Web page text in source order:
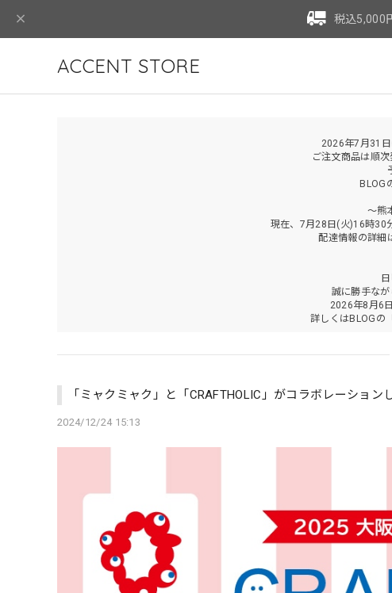
税込5,000
ACCENT STORE
2026年7月31日
ご注文商品は順
BLOG
～熊
現在、7月28日(火)16時30
配達情報の詳細
誠に勝手な
2026年8月6
詳しくはBLOGの
「ミャクミャク」と「CRAFTHOLIC」がコラボレーション
2024/12/24 15:13